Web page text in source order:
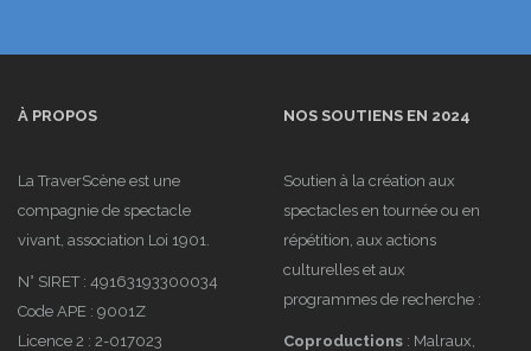
À PROPOS
La TraverScène est une
compagnie de spectacle
vivant, association Loi 1901.
N° SIRET : 49163193300034
Code APE : 9001Z
Licence 2 : 2-017023
NOS SOUTIENS EN 2024
Soutien à la création aux
spectacles en tournée ou en
répétition, aux actions
culturelles et aux
programmes de recherche :
Coproductions : Malraux,